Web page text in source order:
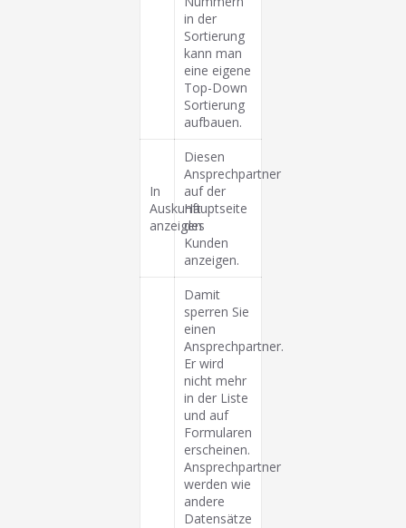
in der
Sortierung
kann man
eine eigene
Top-Down
Sortierung
aufbauen.
In
Auskunft
anzeigen
Diesen
Ansprechpartner
auf der
Hauptseite
des
Kunden
anzeigen.
Damit
sperren Sie
einen
Ansprechpartner.
Er wird
nicht mehr
in der Liste
und auf
Formularen
erscheinen.
Ansprechpartner
werden wie
andere
Datensätze